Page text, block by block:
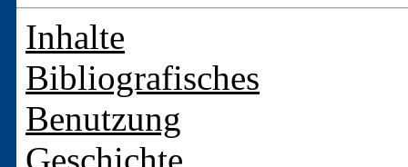
Inhalte
Bibliografisches
Benutzung
Geschichte